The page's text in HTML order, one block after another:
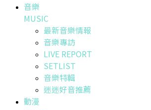
音樂
MUSIC
最新音樂情報
音樂專訪
LIVE REPORT
SETLIST
音樂特輯
迷迷好音推薦
動漫